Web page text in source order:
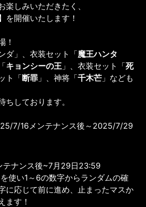
楽しみいただきたく、
を開催いたします！
！
ダ」、衣装セット「魔王ハンタ
キョンシーの王 」、衣装セット「死
ト「断罪 」、神将「千木芒 」なども
ちしております。
7/16メンテナンス後～2025/7/29
テナンス後~7月29日23:59
を使い1～6の数字からランダムの確
に応じて前に進め、止まったマスか
ます！